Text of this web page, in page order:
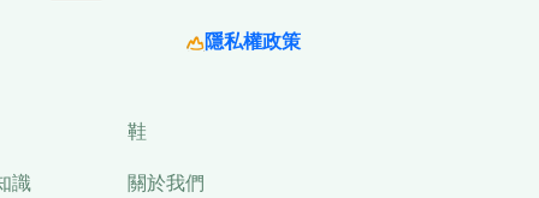
隱私權政策
鞋
識
關於我們